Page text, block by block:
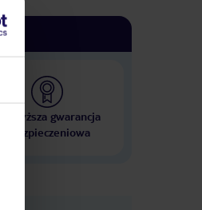
Najwyższa gwarancja
ubezpieczeniowa